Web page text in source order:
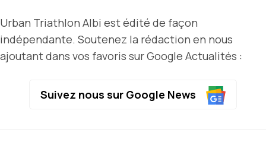
Urban Triathlon Albi est édité de façon
indépendante. Soutenez la rédaction en nous
ajoutant dans vos favoris sur Google Actualités :
Suivez nous sur Google News